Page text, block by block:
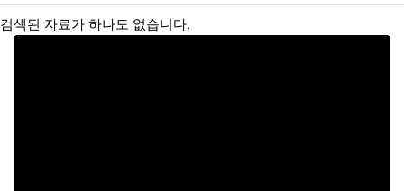
검색된 자료가 하나도 없습니다.